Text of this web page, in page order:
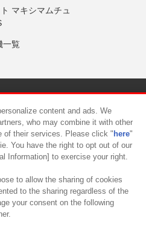
マキシマムチュ
一覧
カスタマーハラスメント対応方針
content and ads. We
who may combine it with other
of their services. Please click " here"
You have the right to opt out of our
Information] to exercise your right.
to allow the sharing of cookies
to the sharing regardless of the
your consent on the following